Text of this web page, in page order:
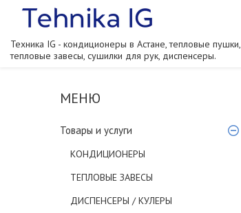
Техника IG - кондиционеры в Астане, тепловые пушки,
тепловые завесы, сушилки для рук, диспенсеры.
Товары и услуги
КОНДИЦИОНЕРЫ
ТЕПЛОВЫЕ ЗАВЕСЫ
ДИСПЕНСЕРЫ / КУЛЕРЫ